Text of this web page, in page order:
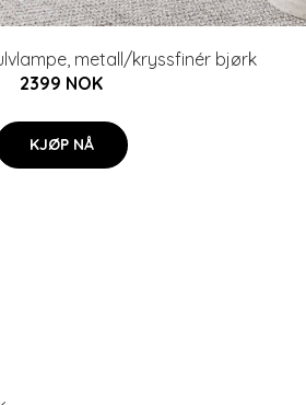
metall/kryssfinér bjørk
2399 NOK
KJØP NÅ